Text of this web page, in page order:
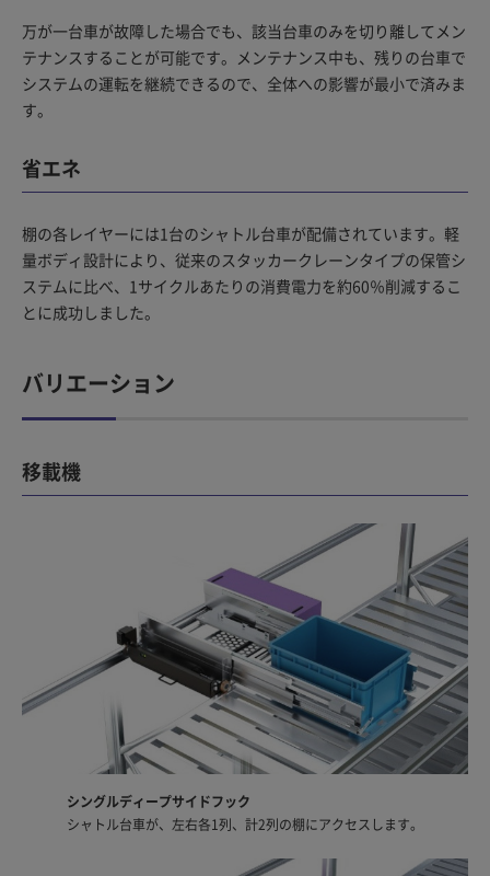
万が一台車が故障した場合でも、該当台車のみを切り離してメン
テナンスすることが可能です。メンテナンス中も、残りの台車で
システムの運転を継続できるので、全体への影響が最小で済みま
す。
省エネ
棚の各レイヤーには1台のシャトル台車が配備されています。軽
量ボディ設計により、従来のスタッカークレーンタイプの保管シ
ステムに比べ、1サイクルあたりの消費電力を約60％削減するこ
とに成功しました。
バリエーション
移載機
シングルディープサイドフック
シャトル台車が、左右各1列、計2列の棚にアクセスします。